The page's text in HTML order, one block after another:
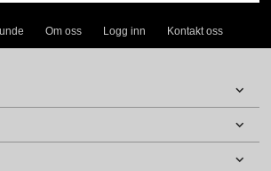
Om oss Logg inn Kontakt oss